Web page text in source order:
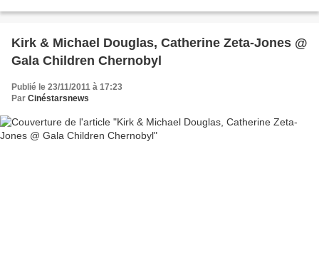
Kirk & Michael Douglas, Catherine Zeta-Jones @
Gala Children Chernobyl
Publié le 23/11/2011 à 17:23
Par Cinéstarsnews